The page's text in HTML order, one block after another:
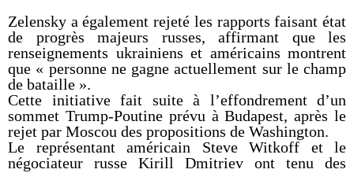
Zelensky a également rejeté les rapports faisant état
de progrès majeurs russes, affirmant que les
renseignements ukrainiens et américains montrent
que « personne ne gagne actuellement sur le champ
de bataille ».
Cette initiative fait suite à l’effondrement d’un
sommet Trump-Poutine prévu à Budapest, après le
rejet par Moscou des propositions de Washington.
Le représentant américain Steve Witkoff et le
négociateur russe Kirill Dmitriev ont tenu des